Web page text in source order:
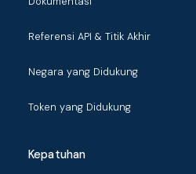
Referensi API & Titik Akhir
Negara yang Didukung
Token yang Didukung
Kepatuhan